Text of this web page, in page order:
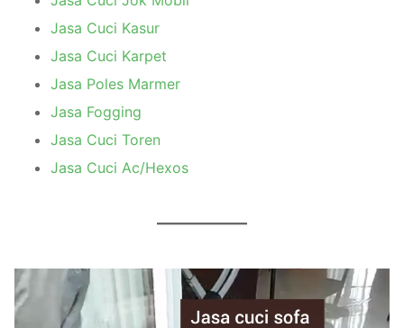
Jasa Cuci Kasur
Jasa Cuci Karpet
Jasa Poles Marmer
Jasa Fogging
Jasa Cuci Toren
Jasa Cuci Ac/Hexos